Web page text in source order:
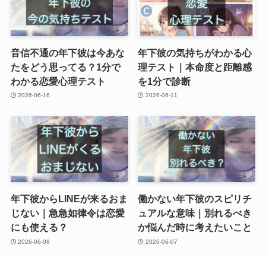
音信不通の年下彼は今あな
たをどう思ってる？1分で
わかる恋愛心理テスト
2026-06-16
年下彼の気持ちがわかる心
理テスト｜本命度と距離感
を1分で診断
2026-06-11
年下彼からLINEが来るおま
じない｜急急如律令は恋愛
にも使える？
2026-06-08
働かない年下彼のスピリチ
ュアルな意味｜別れるべき
か悩んだ時に考えたいこと
2026-06-07